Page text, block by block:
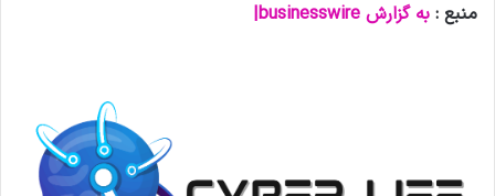
منبع : به گزارش businesswire
|